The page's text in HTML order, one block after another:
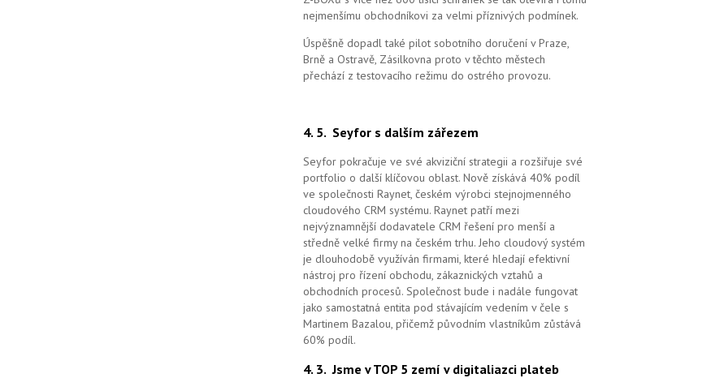
nejmenšímu obchodníkovi za velmi příznivých podmínek.
Úspěšně dopadl také pilot sobotního doručení v Praze,
Brně a Ostravě, Zásilkovna proto v těchto městech
přechází z testovacího režimu do ostrého provozu.
4. 5. Seyfor s dalším zářezem
Seyfor pokračuje ve své akviziční strategii a rozšiřuje své
portfolio o další klíčovou oblast. Nově získává 40% podíl
ve společnosti Raynet, českém výrobci stejnojmenného
cloudového CRM systému. Raynet patří mezi
nejvýznamnější dodavatele CRM řešení pro menší a
středně velké firmy na českém trhu. Jeho cloudový systém
je dlouhodobě využíván firmami, které hledají efektivní
nástroj pro řízení obchodu, zákaznických vztahů a
obchodních procesů. Společnost bude i nadále fungovat
jako samostatná entita pod stávajícím vedením v čele s
Martinem Bazalou, přičemž původním vlastníkům zůstává
60% podíl.
4. 3.Jsme v TOP 5 zemí v digitaliazci plateb